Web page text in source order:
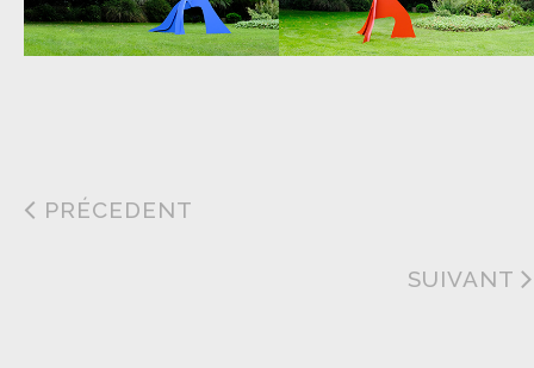
PRÉCEDENT
SUIVANT